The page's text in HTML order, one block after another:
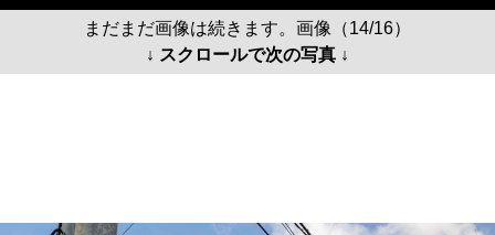
まだまだ画像は続きます。画像（14/16）
↓ スクロールで次の写真 ↓